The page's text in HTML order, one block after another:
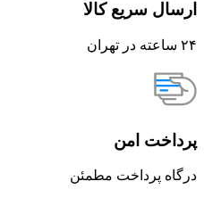
ارسال سریع کالا
۲۴ ساعته در تهران
پرداخت امن
درگاه پرداخت مطمئن